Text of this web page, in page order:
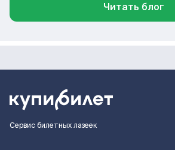
Читать блог
Сервис билетных лазеек